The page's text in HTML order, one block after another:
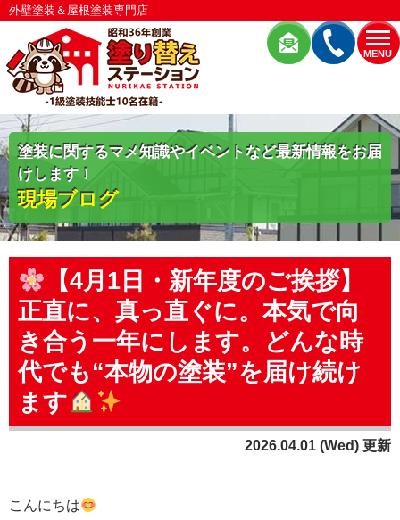
MENU
外壁塗装＆屋根塗装専門店
塗装に関するマメ知識やイベントなど最新情報をお届
けします！
現場ブログ
【4月1日・新年度のご挨拶】
正直に、真っ直ぐに。本気で向
き合う一年にします。どんな時
代でも“本物の塗装”を届け続け
ます
2026.04.01 (Wed) 更新
こんにちは